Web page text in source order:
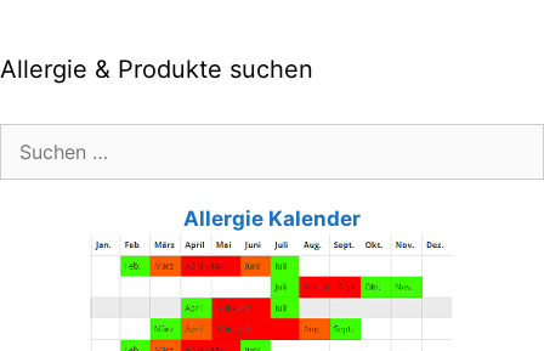
Allergie & Produkte suchen
Allergie Kalender